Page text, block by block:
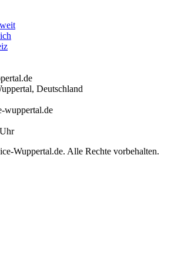
, Deutschland
wuppertal.de
Wuppertal.de. Alle Rechte vorbehalten.